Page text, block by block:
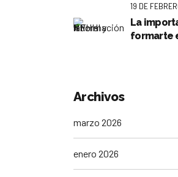
19 DE
La
formarte
Archivos
marzo 2026
enero 2026